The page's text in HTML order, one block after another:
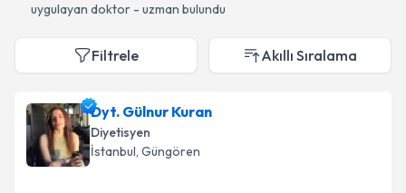
uygulayan doktor - uzman bulundu
Filtrele Akıllı Sıralama
Dyt. Gülnur Kuran
Diyetisyen
İstanbul, Güngören